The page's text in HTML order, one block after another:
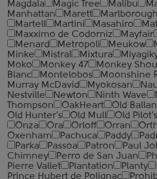
Magdala
Magic Tree Malibu
Manhattan
Marett Marlborough
Martell
Martini Masahiro
Maxximo de Codorniz
Mayfair
Menard
Metropoli Meukow
Minke
Mistral Mixtura
Moko
Monkey 47 Monkey
Blanc
Montelobos Moonshine
Murray McDavid
Myokosan
Nestville
Newton Ninth Wave
Thompson
OakHeart Old
Old Hunter's
Old Mull Old Pilot's
Onza
Ora Orloff Orran
Oxenham
Pachuca Paddy
Parka
Passoa Patron Paul
Chimney
Perro de San Juan
Pierre Vallet
Plantation Planty
Prince Hubert de Polignac